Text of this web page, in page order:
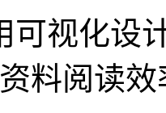
可视化设
料阅读效